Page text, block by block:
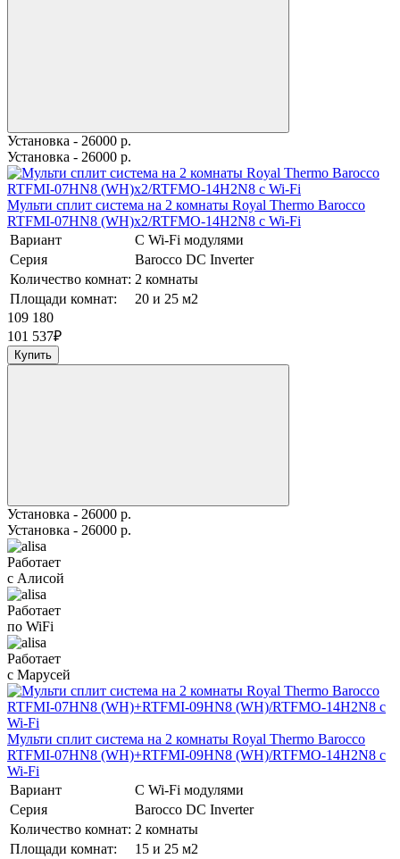
Установка - 26000 р.
Установка - 26000 р.
Мульти сплит система на 2 комнаты Royal Thermo Barocco
RTFMI-07HN8 (WH)х2/RTFMO-14H2N8 с Wi-Fi
Вариант
С Wi-Fi модулями
Серия
Barocco DC Inverter
Количество комнат: 2 комнаты
Площади комнат:
20 и 25 м2
109 180
101 537₽
Купить
Установка - 26000 р.
Установка - 26000 р.
Работает
с Алисой
Работает
по WiFi
Работает
с Марусей
Мульти сплит система на 2 комнаты Royal Thermo Barocco
RTFMI-07HN8 (WH)+RTFMI-09HN8 (WH)/RTFMO-14H2N8 с
Wi-Fi
Вариант
С Wi-Fi модулями
Серия
Barocco DC Inverter
Количество комнат: 2 комнаты
Площади комнат:
15 и 25 м2